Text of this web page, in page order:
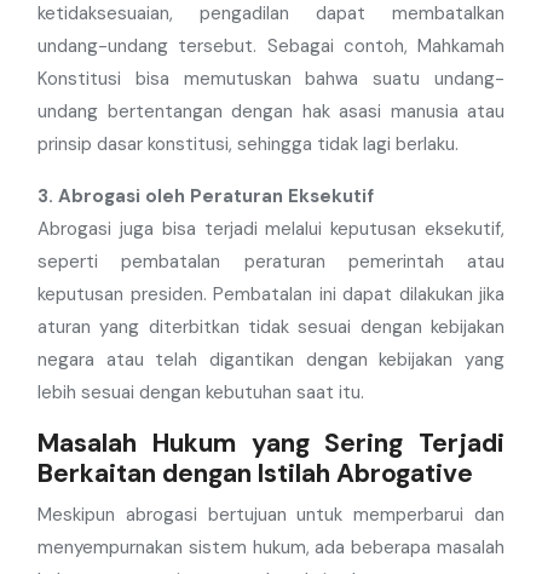
ketidaksesuaian, pengadilan dapat membatalkan
undang-undang tersebut. Sebagai contoh, Mahkamah
Konstitusi bisa memutuskan bahwa suatu undang-
undang bertentangan dengan hak asasi manusia atau
prinsip dasar konstitusi, sehingga tidak lagi berlaku.
3. Abrogasi oleh Peraturan Eksekutif
Abrogasi juga bisa terjadi melalui keputusan eksekutif,
seperti pembatalan peraturan pemerintah atau
keputusan presiden. Pembatalan ini dapat dilakukan jika
aturan yang diterbitkan tidak sesuai dengan kebijakan
negara atau telah digantikan dengan kebijakan yang
lebih sesuai dengan kebutuhan saat itu.
Masalah Hukum yang Sering Terjadi
Berkaitan dengan Istilah Abrogative
Meskipun abrogasi bertujuan untuk memperbarui dan
menyempurnakan sistem hukum, ada beberapa masalah